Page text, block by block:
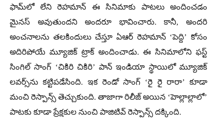
ఫామ్‌లో లేని రెహమాన్ ఈ సినిమాకు పాటలు అందించడం
మైనస్ అవుతుందని అందరూ భావించారు. కానీ, అందరి
అంచనాలను తలకిందులు చేస్తూ ఏఆర్ రెహమాన్ ‘పెద్ది’ కోసం
అదిరిపోయే మ్యూజిక్ ట్రాక్ అందించాడు. ఈ సినిమాలోని ఫస్ట్
సింగిల్ సాంగ్ ‘చికిరి చికిరి’ పాన్ ఇండియా స్థాయిలో మ్యూజిక్
లవర్స్‌ను కట్టిపడేసింది. ఇక రెండో సాంగ్ ‘రై రై రారా’ కూడా
మంచి రెస్పాన్స్ తెచ్చుకుంది. తాజాగా రిలీజ్ అయిన ‘హెల్లాల్లాలో’
పాటకు కూడా ప్రేక్షకుల నుంచి పాజిటివ్ రెస్పాన్స్ దక్కింది.